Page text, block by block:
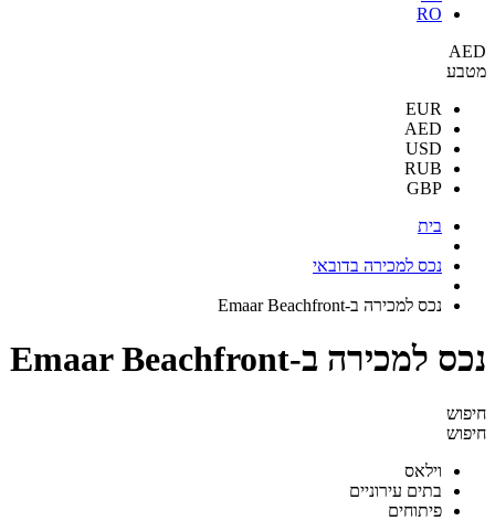
RO
AED
מטבע
EUR
AED
USD
RUB
GBP
בית
נכס למכירה בדובאי
נכס למכירה ב-Emaar Beachfront
נכס למכירה ב-Emaar Beachfront
חיפוש
חיפוש
וילאס
בתים עירוניים
פיתוחים